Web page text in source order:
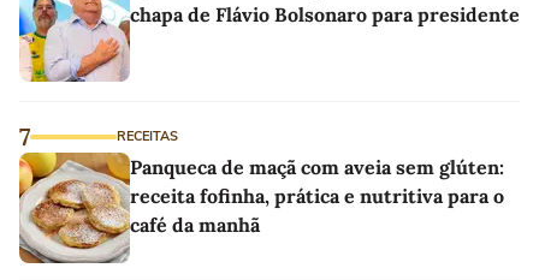
chapa de Flávio Bolsonaro para presidente
7 RECEITAS
Panqueca de maçã com aveia sem glúten:
receita fofinha, prática e nutritiva para o
café da manhã